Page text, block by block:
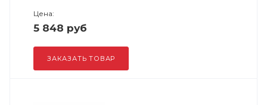
Цена:
5 848 руб
ЗАКАЗАТЬ ТОВАР